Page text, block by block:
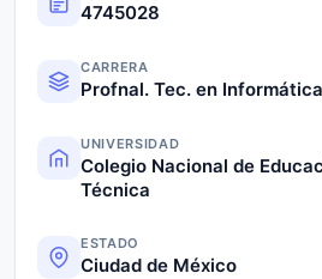
4745028
CARRERA
Profnal. Tec. en Informática
UNIVERSIDAD
Colegio Nacional de
Técnica
ESTADO
Ciudad de México